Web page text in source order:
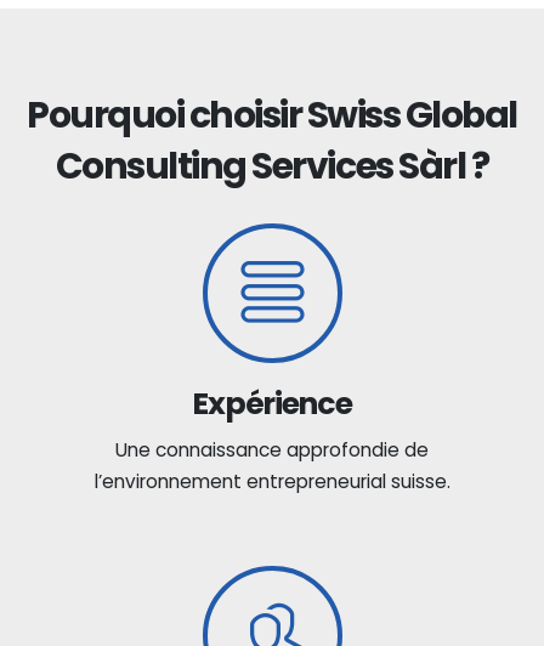
Pourquoi choisir Swiss Global
Consulting Services Sàrl ?
Expérience
Une connaissance approfondie de
l’environnement entrepreneurial suisse.